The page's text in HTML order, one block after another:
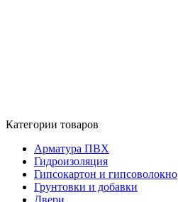
Категории товаров
Арматура ПВХ
Гидроизоляция
Гипсокартон и гипсоволокно
Грунтовки и добавки
Двери